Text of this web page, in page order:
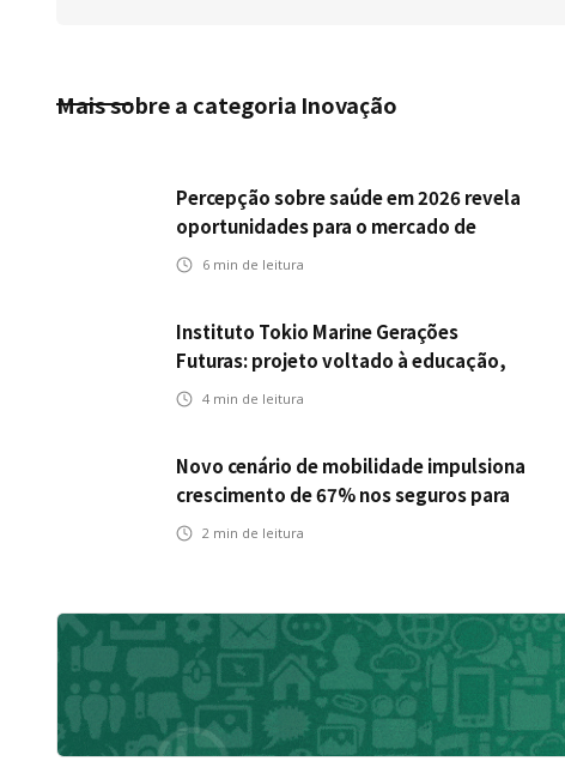
Mais sobre a categoria Inovação
Percepção sobre saúde em 2026 revela
oportunidades para o mercado de
seguros ampliar cobertura e prevenção
6 min de leitura
Instituto Tokio Marine Gerações
Futuras: projeto voltado à educação,
leitura e empregabilidade
4 min de leitura
Novo cenário de mobilidade impulsiona
crescimento de 67% nos seguros para
veículos elétricos da Bradesco Seguros
2 min de leitura